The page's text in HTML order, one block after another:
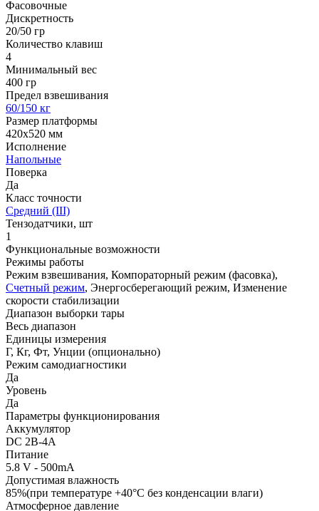
Фасовочные
Дискретность
20/50 гр
Количество клавиш
4
Минимальный вес
400 гр
Предел взвешивания
60/150 кг
Размер платформы
420х520 мм
Исполнение
Напольные
Поверка
Да
Класс точности
Средний (III)
Тензодатчики, шт
1
Функциональные возможности
Режимы работы
Режим взвешивания, Компораторный режим (фасовка),
Счетный режим, Энергосберегающий режим, Изменение
скорости стабилизации
Диапазон выборки тары
Весь диапазон
Единицы измерения
Г, Кг, Фт, Унции (опционально)
Режим самодиагностики
Да
Уровень
Да
Параметры функционирования
Аккумулятор
DC 2В-4А
Питание
5.8 V - 500mA
Допустимая влажность
85%(при температуре +40°С без конденсации влаги)
Атмосферное давление